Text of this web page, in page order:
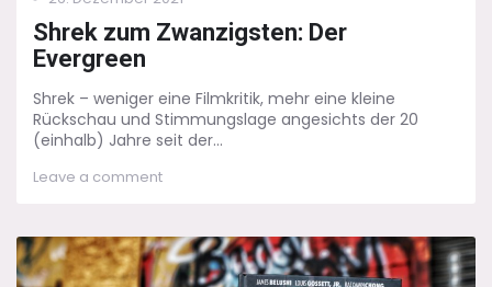
on
Shrek zum Zwanzigsten: Der
Evergreen
Shrek – weniger eine Filmkritik, mehr eine kleine
Rückschau und Stimmungslage angesichts der 20
(einhalb) Jahre seit der...
Leave a commenton
Zwanzigsten:
Der
Evergreen